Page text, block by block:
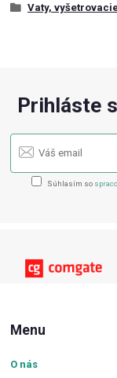
Vaty,
Prihláste
Súhlasím so
Menu
O nás